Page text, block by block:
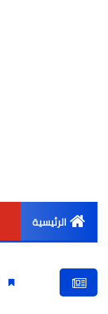
الرئيسية
ادعاء كاذب